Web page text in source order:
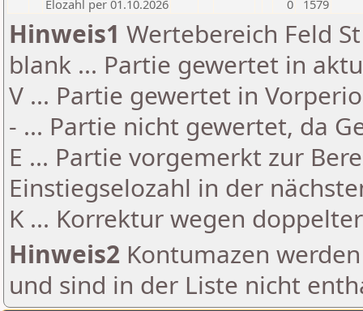
Elozahl per 01.10.2026
0 1579
Hinweis1 Wertebereich Feld
blank ... Partie gewertet in
V ... Partie gewertet in
- ... Partie nicht gewertet, da
E ... Partie vorgemerkt zur
Einstiegselozahl in der
K ... Korrektur wegen
Hinweis2 Kontumazen
und sind in der Liste nicht